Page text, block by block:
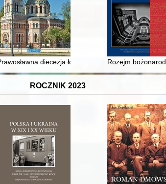
ówczesnej Czechosłowacji
z przełomu VIII i IX wieku
diecezja łódzko-poznańska
Rozejm
ROCZNIK 2023